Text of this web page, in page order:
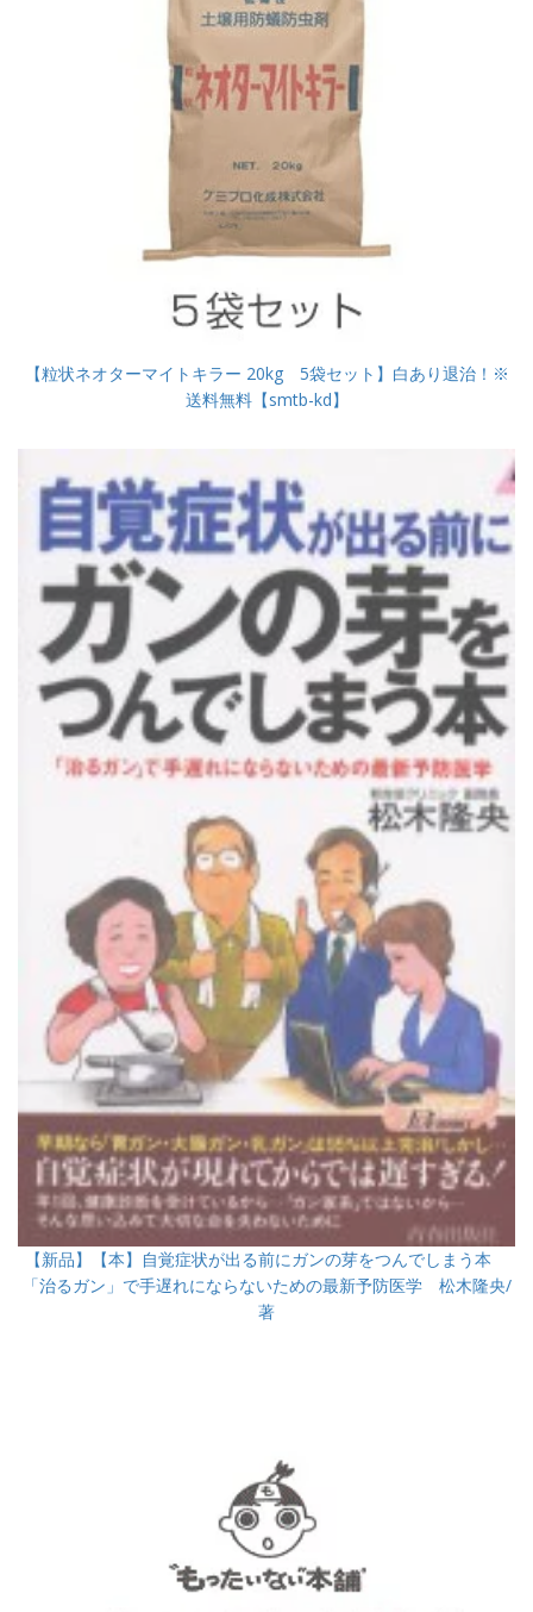
【粒状ネオターマイトキラー 20kg 5袋セット】白あり退治！※
送料無料【smtb-kd】
【新品】【本】自覚症状が出る前にガンの芽をつんでしまう本
「治るガン」で手遅れにならないための最新予防医学 松木隆央/
著